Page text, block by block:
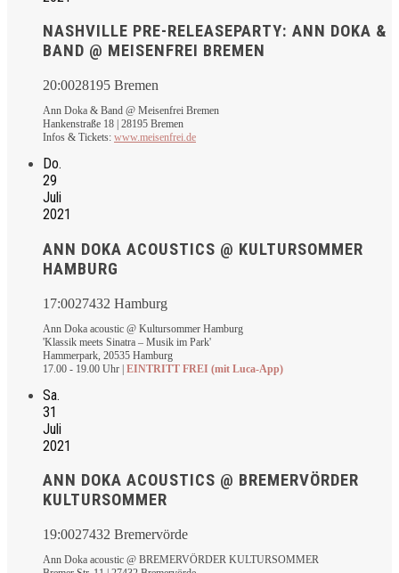
NASHVILLE PRE-RELEASEPARTY: ANN DOKA &
BAND @ MEISENFREI BREMEN
20:0028195 Bremen
Ann Doka & Band @ Meisenfrei Bremen
Hankenstraße 18 | 28195 Bremen
Infos & Tickets: www.meisenfrei.de
Do.
29
Juli
2021
ANN DOKA ACOUSTICS @ KULTURSOMMER
HAMBURG
17:0027432 Hamburg
Ann Doka acoustic @ Kultursommer Hamburg
'Klassik meets Sinatra – Musik im Park'
Hammerpark, 20535 Hamburg
17.00 - 19.00 Uhr | EINTRITT FREI (mit Luca-App)
Sa.
31
Juli
2021
ANN DOKA ACOUSTICS @ BREMERVÖRDER
KULTURSOMMER
19:0027432 Bremervörde
Ann Doka acoustic @ BREMERVÖRDER KULTURSOMMER